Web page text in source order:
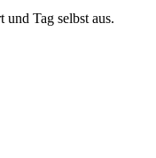
Tag selbst aus.